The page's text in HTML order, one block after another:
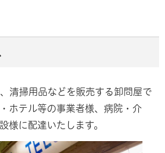
清掃用品などを販売する卸問屋で
ホテル等の事業者様、病院・介
様に配達いたします。